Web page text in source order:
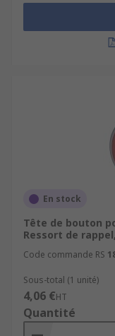
En stock
Tête de bouton
Ressort de
Code commande RS
Sous-total (1 unité)
4,06 €HT
Quantité